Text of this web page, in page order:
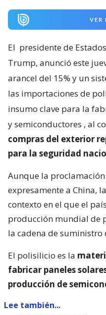
VER
El presidente de
Trump, anunció este
arancel del 15% y un
las importaciones de
insumo clave para la
y semiconductores , al
compras del exterior
para la seguridad
Aunque la
expresamente a China,
contexto en el que el
producción mundial de
la cadena de suministro
El polisilicio es la
fabricar paneles
producción de
Lee también...